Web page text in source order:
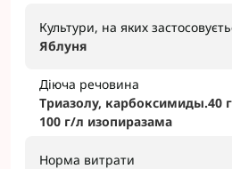
Культури, на яких
Яблуня
Діюча речовина
Триазолу, карбоксимиды.40
100 г/л изопиразама
Норма витрати